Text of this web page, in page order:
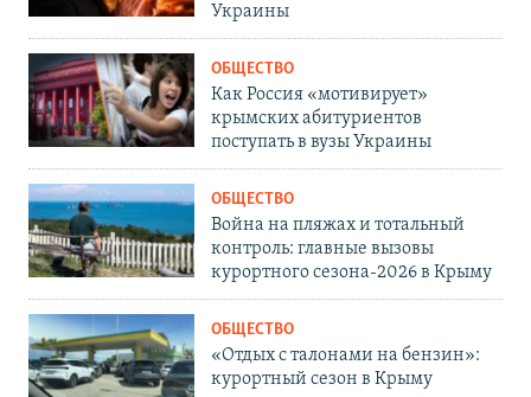
Украины
ОБЩЕСТВО
Как Россия «мотивирует»
крымских абитуриентов
поступать в вузы Украины
ОБЩЕСТВО
Война на пляжах и тотальный
контроль: главные вызовы
курортного сезона-2026 в Крыму
ОБЩЕСТВО
«Отдых с талонами на бензин»:
курортный сезон в Крыму